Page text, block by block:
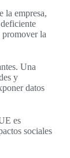
la empresa,
la
Una
y
datos
es
sociales